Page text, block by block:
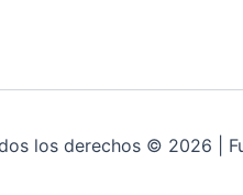
los derechos © 2026 |